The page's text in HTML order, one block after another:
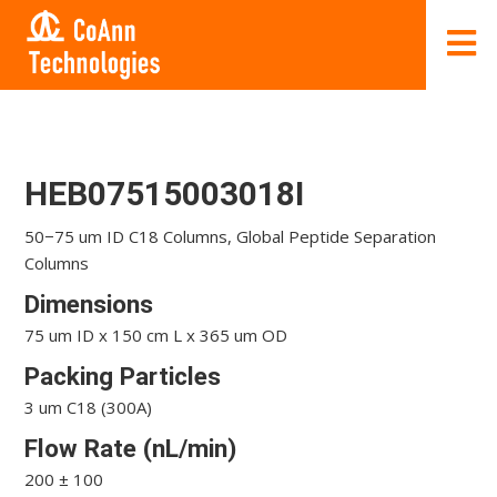
HEB07515003018I
50−75 um ID C18 Columns, Global Peptide Separation
Columns
Dimensions
75 um ID x 150 cm L x 365 um OD
Packing Particles
3 um C18 (300A)
Flow Rate (nL/min)
200 ± 100